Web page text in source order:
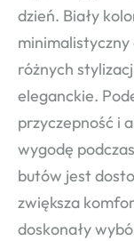
dzień. Biały
minimalistyczny
różnych
eleganckie.
przyczepność i
wygodę
butów jest
zwiększa
doskonały